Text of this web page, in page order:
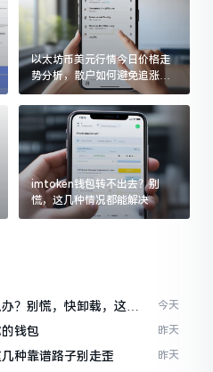
以太坊币美元行情今日价格走
势分析，散户如何避免追涨杀
跌被套牢
imtoken钱包转不出去？别
慌，这几种情况都能解决
？别慌，快卸载，这几
今天
钱包 昨天
种靠谱路子别走歪 昨天